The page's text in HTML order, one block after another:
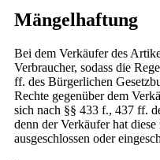
Mängelhaftung
Bei dem Verkäufer des
Verbraucher, sodass die
ff. des Bürgerlichen
Rechte gegenüber dem
sich nach §§ 433 f., 437 ff.
denn der Verkäufer hat
ausgeschlossen oder